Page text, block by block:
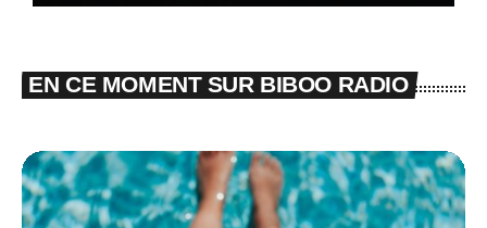
EN CE MOMENT SUR BIBOO RADIO